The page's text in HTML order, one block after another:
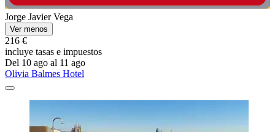
Jorge Javier Vega
Ver menos
216 €
incluye tasas e impuestos
Del 10 ago al 11 ago
Olivia Balmes Hotel